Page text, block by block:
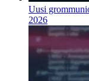
Uusi
2026